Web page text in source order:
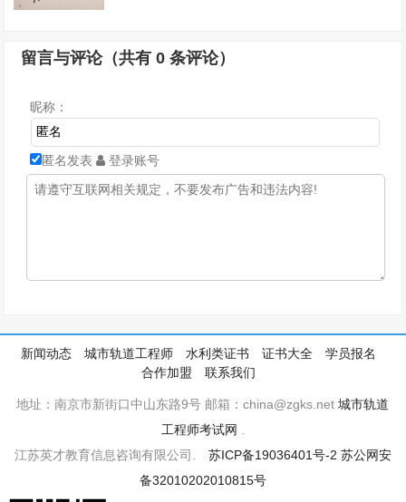
留言与评论（共有0 条评论）
昵称：
匿名发表 登录账号
新闻动态 城市轨道工程师 水利类证书 证书大全
学员报名
合作加盟
联系我们
地址：南京市新街口中山东路9号 邮箱：china@zgks.net城市轨道
工程师考试网
江苏英才教育信息咨询有限公司. 苏ICP备19036401号-2 苏公网安
备32010202010815号